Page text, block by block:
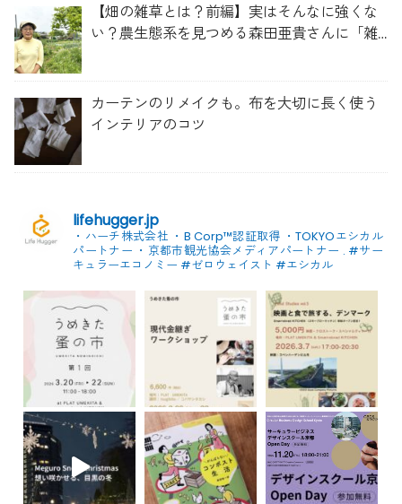
【畑の雑草とは？前編】実はそんなに強くな
い？農生態系を見つめる森田亜貴さんに「雑
カーテンのリメイクも。布を大切に長く使う
インテリアのコツ
lifehugger.jp
・ハーチ株式会社 ・B Corp™認証取得 ・TOKYOエシカル
パートナー ・京都市観光協会メディアパートナー . #サー
キュラーエコノミー #ゼロウェイスト #エシカル